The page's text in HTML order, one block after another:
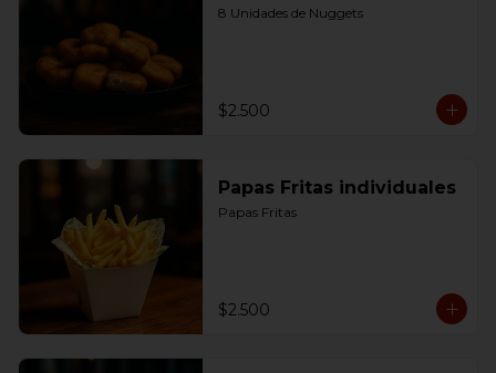
8 Unidades de Nuggets
$2.500
Papas Fritas individuales
Papas Fritas
$2.500